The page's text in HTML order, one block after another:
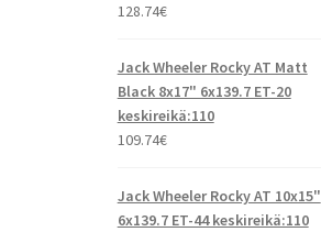
128.74€
Jack Wheeler Rocky AT Matt
Black 8x17" 6x139.7 ET-20
keskireikä:110
109.74€
Jack Wheeler Rocky AT 10x15"
6x139.7 ET-44 keskireikä:110